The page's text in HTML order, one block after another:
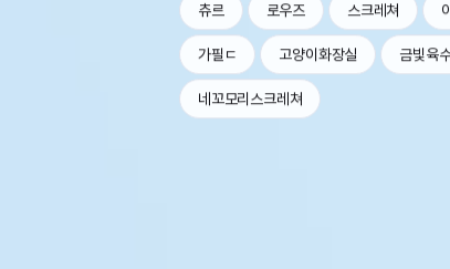
츄르 로우즈 스크레쳐
가필ㄷ 고양이화장실 금빛육
네꼬모리스크레쳐